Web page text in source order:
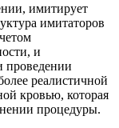
имитирует
имитаторов
и
проведении
реалистичной
кровью, которая
процедуры.